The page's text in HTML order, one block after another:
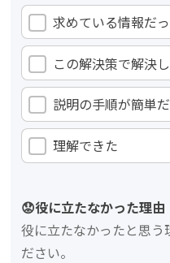
求めている情報だ
この解決策で解決
説明の手順が簡単
理解できた
😟役に立たなかった理由
役に立たなかったと思う
ださい。